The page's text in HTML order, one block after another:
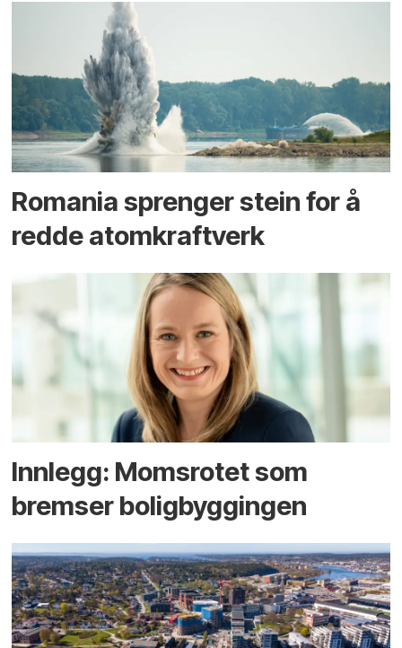
Romania sprenger stein for å
redde atomkraftverk
Innlegg: Moms­rotet som
bremser bolig­byggingen